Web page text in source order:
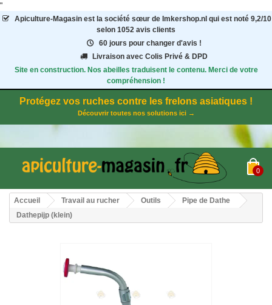
"
Apiculture-Magasinest la société sœur de Imkershop.nl qui est noté 9,2/10
selon 1052 avis clients
60 jours pour changer d'avis !
Livraison avec Colis Privé & DPD
Site en construction. Nos abeilles traduisent le contenu. Merci de votre
compréhension !
Protégez vos ruches contre les frelons asiatiques !
Découvrir toutes nos solutions ici →
0
Accueil Travail au rucher Outils
Pipe de Dathe
Dathepijp (klein)